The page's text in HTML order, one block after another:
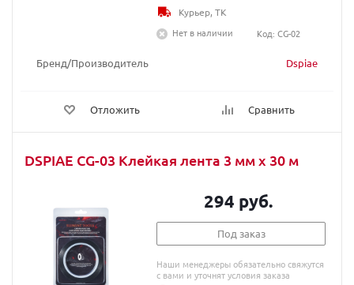
Бренд/Производитель Dspiae
Отложить Сравнить
Курьер, ТК
Нет в наличии
Код: CG-02
DSPIAE CG-03 Клейкая лента 3 мм х 30 м
294 руб.
Под заказ
Наши менеджеры обязательно свяжутся
с вами и уточнят условия заказа